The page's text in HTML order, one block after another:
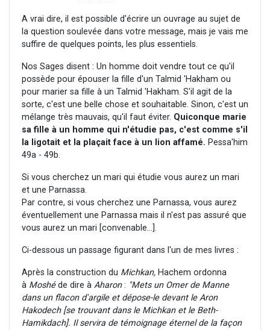
A vrai dire, il est possible d'écrire un ouvrage au sujet de
la question soulevée dans votre message, mais je vais me
suffire de quelques points, les plus essentiels.
Nos Sages disent : Un homme doit vendre tout ce qu'il
possède pour épouser la fille d'un Talmid 'Hakham ou
pour marier sa fille à un Talmid 'Hakham. S'il agit de la
sorte, c'est une belle chose et souhaitable. Sinon, c'est un
mélange très mauvais, qu'il faut éviter. Quiconque marie
sa fille à un homme qui n'étudie pas, c'est comme s'il
la ligotait et la plaçait face à un lion affamé. Pessa'him
49a - 49b.
Si vous cherchez un mari qui étudie vous aurez un mari
et une Parnassa.
Par contre, si vous cherchez une Parnassa, vous aurez
éventuellement une Parnassa mais il n'est pas assuré que
vous aurez un mari [convenable...].
Ci-dessous un passage figurant dans l'un de mes livres :
Après la construction du Michkan, Hachem ordonna
à Moshéde dire à Aharon: "Mets un Omer de Manne
dans un flacon d'argile et dépose-le devant le Aron
Hakodech [se trouvant dans le Michkan et le Beth-
Hamikdach]. Il servira de témoignage éternel de la façon